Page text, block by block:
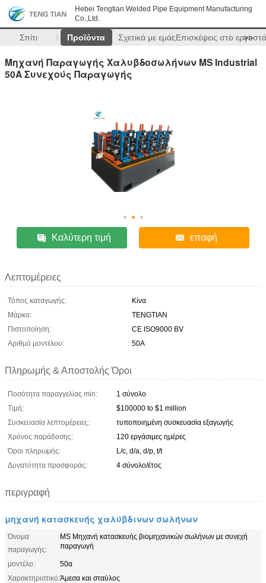
Hebei Tengtian Welded Pipe Equipment Manufacturing
Co.,Ltd.
Σπίτι Προϊόντα Σχετικά με εμάςΕπισκέψεις στο >>
Μηχανή Παραγωγής Χαλυβδοσωλήνων MS Industrial
50A Συνεχούς Παραγωγής
Καλύτερη τιμή επαφή
Λεπτομέρειες
Τόπος καταγωγής:
Κίνα
Μάρκα:
TENGTIAN
Πιστοποίηση:
CE ISO9000 BV
Αριθμό μοντέλου:
50A
Πληρωμής & Αποστολής Όροι
Ποσότητα παραγγελίας min:
1 σύνολο
Τιμή:
$100000 to $1 million
Συσκευασία λεπτομέρειες:
τυποποιημένη συσκευασία εξαγωγής
Χρόνος παράδοσης:
120 εργάσιμες ημέρες
Όροι πληρωμής:
L/c, d/a, d/p, t/t
Δυνατότητα προσφοράς:
4 σύνολο/έτος
περιγραφή
μηχανή κατασκευής χαλύβδινων σωλήνων
Όνομα
παραγωγής:
MS Μηχανή κατασκευής βιομηχανικών σωλήνων με συνεχή
παραγωγή
μοντέλο:
50α
Χαρακτηριστικό:Άμεσα και σταύλος